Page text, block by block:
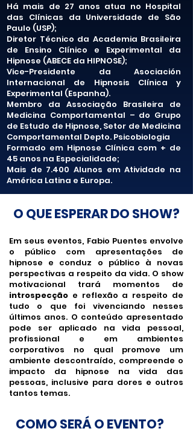
Há mais de 27 anos atua no Hospital
das Clínicas da Universidade de São
Paulo (USP);
​​​Diretor Técnico da Academia Brasileira
de Ensino Clínico e Experimental da
Hipnose (ABECE da HIPNOSE);
Vice-Presidente da Asociación
Internacional de Hipnosis Clínica y
Experimental (Espanha).
Membro da Associação Brasileira de
Medicina Comportamental – do Grupo
de Estudo de Hipnose, Setor de Medicina
Comportamental Depto. Psicobiologia
Formado em Hipnose Clínica com + de
45 anos na Especialidade;
Mais de 7.400 Alunos em Atividade na
América Latina e Europa.
O QUE ESPERAR DO SHOW?
Em seus eventos, Fabio Puentes envolve
o público com apresentações de
hipnose e conduz o público à novas
perspectivas a respeito da vida. O show
motivacional trará momentos de
introspecção e reflexão a respeito de
tudo o que foi vivenciando nesses
últimos anos. O conteúdo apresentado
pode ser aplicado na vida pessoal,
profissional e em ambientes
corporativos no qual promove um
ambiente descontraído, compreende o
impacto da hipnose na vida das
pessoas, inclusive para dores e outros
tantos temas.
COMO SERÁ O EVENTO?